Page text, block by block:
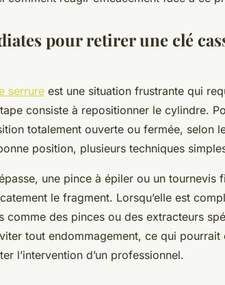
pour retirer une clé
serrure est une situation frustrante qui
consiste à repositionner le cylindre.
totalement ouverte ou fermée, selon
position, plusieurs techniques
une pince à épiler ou un tournevis
le fragment. Lorsqu’elle est
comme des pinces ou des extracteurs
tout endommagement, ce qui
l’intervention d’un professionnel.